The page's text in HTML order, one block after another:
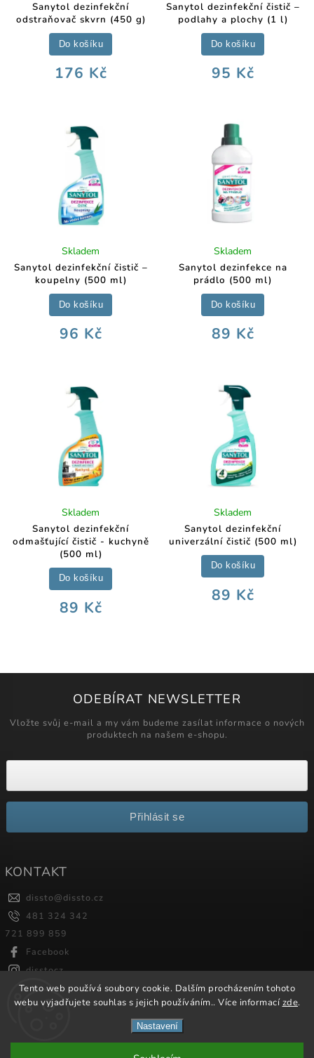
Tento web používá soubory cookie. Dalším procházením tohoto
webu vyjadřujete souhlas s jejich používáním.. Více informacízde.
Nastavení
Sanytol dezinfekční
odstraňovač skvrn (450 g)
176 Kč
Do košíku
Sanytol dezinfekční čistič –
podlahy a plochy (1 l)
95 Kč
Do košíku
Sanytol dezinfekční čistič –
koupelny (500 ml)
Skladem
96 Kč
Do košíku
Sanytol dezinfekce na
prádlo (500 ml)
Skladem
89 Kč
Do košíku
Sanytol dezinfekční
odmašťující čistič - kuchyně
(500 ml)
Skladem
89 Kč
Do košíku
Sanytol dezinfekční
univerzální čistič (500 ml)
Skladem
89 Kč
Do košíku
ODEBÍRAT NEWSLETTER
Vložte svůj e-mail a my vám budeme zasílat informace o nových
produktech na našem e-shopu.
Přihlásit se
KONTAKT
dissto@dissto.cz
481 324 342
721 899 859
Facebook
disstocz
Shoptet| Design